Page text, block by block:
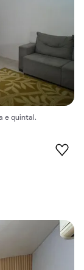
e quintal.